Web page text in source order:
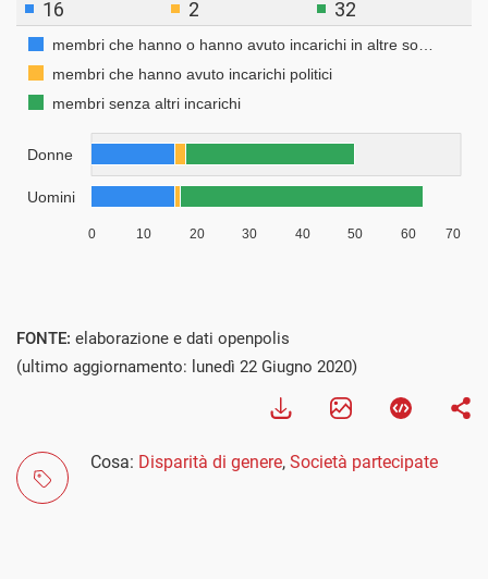
FONTE: elaborazione e dati openpolis
(ultimo aggiornamento: lunedì 22 Giugno 2020)
Cosa: Disparità di genere, Società partecipate